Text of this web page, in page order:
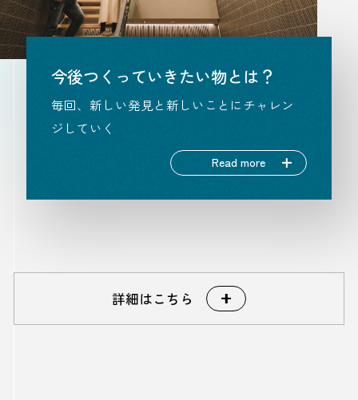
今後つくっていきたい物とは？
毎回、新しい発見と新しいことにチャレン
ジしていく
Read more
詳細はこちら